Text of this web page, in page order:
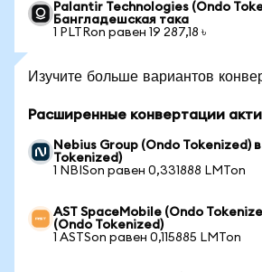
Palantir Technologies (Ondo
Бангладешская така
1 PLTRon равен 19 287,18 ৳
Изучите больше вариантов
Расширенные конвертации
Nebius Group (Ondo Tokenized)
Tokenized)
1 NBISon равен 0,331888 LMTon
AST SpaceMobile (Ondo
(Ondo Tokenized)
1 ASTSon равен 0,115885 LMTon